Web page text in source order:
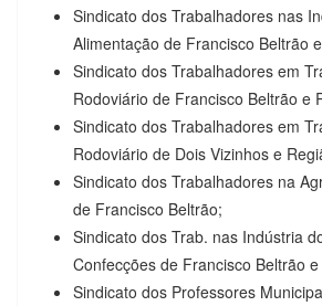
Sindicato dos Trabalhadores nas
Alimentação de Francisco Beltrão
Sindicato dos Trabalhadores em
Rodoviário de Francisco Beltrão e
Sindicato dos Trabalhadores em
Rodoviário de Dois Vizinhos e
Sindicato dos Trabalhadores na
de Francisco Beltrão;
Sindicato dos Trab. nas Indústria
Confecções de Francisco Beltrão
Sindicato dos Professores